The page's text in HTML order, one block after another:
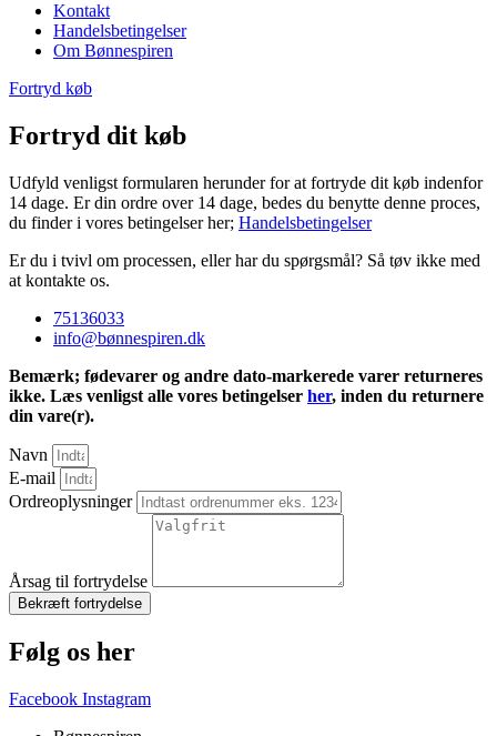
Kontakt
Handelsbetingelser
Om Bønnespiren
Fortryd køb
Fortryd dit køb
Udfyld venligst formularen herunder for at fortryde dit køb indenfor
14 dage. Er din ordre over 14 dage, bedes du benytte denne proces,
du finder i vores betingelser her; Handelsbetingelser
Er du i tvivl om processen, eller har du spørgsmål? Så tøv ikke med
at kontakte os.
75136033
info@bønnespiren.dk
Bemærk; fødevarer og andre dato-markerede varer returneres
ikke. Læs venligst alle vores betingelser her, inden du returnere
din vare(r).
Navn
E-mail
Ordreoplysninger
Årsag til fortrydelse
Bekræft fortrydelse
Følg os her
Facebook Instagram